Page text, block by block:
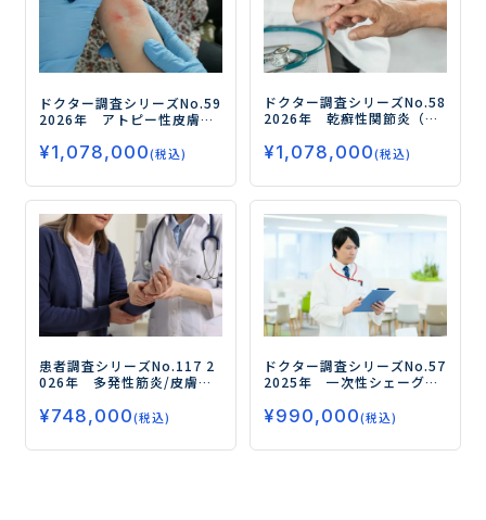
ドクター調査シリーズNo.59
2026年 アトピー性皮膚炎
身療法（生物学的製剤/JAK
阻害薬）の治療実態・評
価、開発薬のニーズを徹底
調査ー
¥1,078,000(税込)
ドクター調査シリーズNo.58
2026年 乾癬性関節炎（Ps
科、リウマチ科・整形外科
の治療実態/治療のアンメッ
トニーズおよび経口薬の
ニーズを調査・分析ー
¥1,078,000(税込)
患者調査シリーズNo.117 2
026年 多発性筋炎/皮膚筋
ILD/呼吸症状の有無別にみ
た治療実態・満足度・アン
メットニーズを徹底調査ー
¥748,000(税込)
ドクター調査シリーズNo.57
2025年 一次性シェーグレ
調査ー腺外症状・腺症状に
おける全身療法の実態と評
価、アンメットニーズを調
¥990,000(税込)